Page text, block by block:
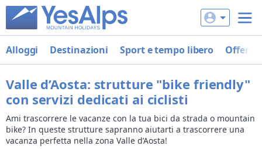
Alloggi Destinazioni Sport e tempo libero Offerte
Valle d’Aosta: strutture "bike friendly"
con servizi dedicati ai ciclisti
Ami trascorrere le vacanze con la tua bici da strada o mountain
bike? In queste strutture sapranno aiutarti a trascorrere una
vacanza perfetta nella zona Valle d’Aosta!